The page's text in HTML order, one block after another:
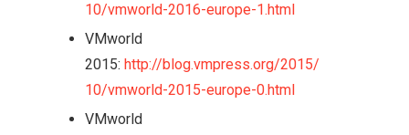
10/vmworld-2016-europe-1.html
VMworld
2015:http://blog.vmpress.org/2015/
10/vmworld-2015-europe-0.html
VMworld